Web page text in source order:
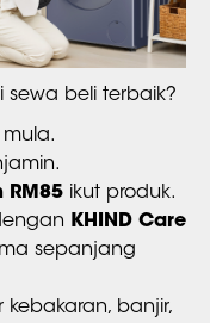
sewa beli terbaik?
RM85 ikut produk.
KHIND Care
sepanjang
kebakaran, banjir,